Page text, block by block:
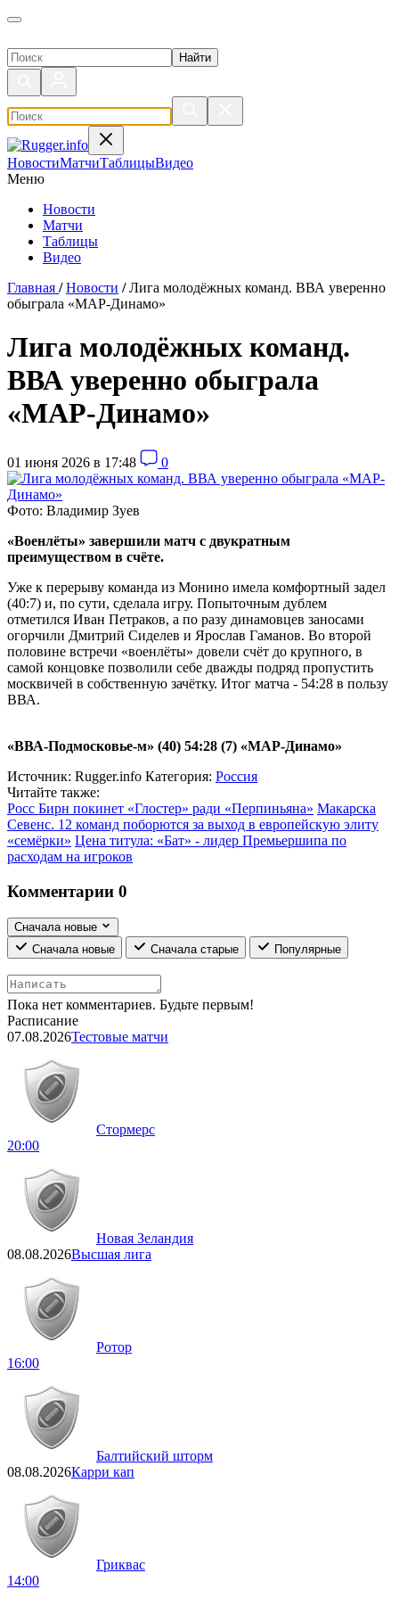
Поиск по сайту
НовостиМатчиТаблицыВидео
Меню
Новости
Матчи
Таблицы
Видео
Главная / Новости / Лига молодёжных команд. ВВА уверенно
обыграла «МАР-Динамо»
Лига молодёжных команд.
ВВА уверенно обыграла
«МАР-Динамо»
01 июня 2026 в 17:48 0
Фото: Владимир Зуев
«Военлёты» завершили матч с двукратным
преимуществом в счёте.
Уже к перерыву команда из Монино имела комфортный задел
(40:7) и, по сути, сделала игру. Попыточным дублем
отметился Иван Петраков, а по разу динамовцев заносами
огорчили Дмитрий Сиделев и Ярослав Гаманов. Во второй
половине встречи «военлёты» довели счёт до крупного, в
самой концовке позволили себе дважды подряд пропустить
москвичей в собственную зачётку. Итог матча - 54:28 в пользу
ВВА.
«ВВА-Подмосковье-м» (40) 54:28 (7) «МАР-Динамо»
Источник: Rugger.info Категория: Россия
Читайте также:
Росс Бирн покинет «Глостер» ради «Перпиньяна» Макарска
Севенс. 12 команд поборются за выход в европейскую элиту
«семёрки» Цена титула: «Бат» - лидер Премьершипа по
расходам на игроков
Комментарии 0
Сначала новые
Сначала новые
Сначала старые Популярные
Пока нет комментариев. Будьте первым!
Расписание
07.08.2026Тестовые матчи
Стормерс
20:00
Новая Зеландия
08.08.2026Высшая лига
Ротор
16:00
Балтийский шторм
08.08.2026Карри кап
Гриквас
14:00